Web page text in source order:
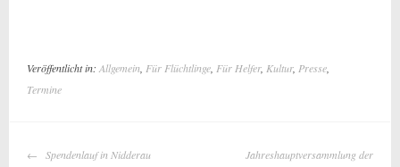
Veröffentlicht in:Allgemein Für Flüchtlinge Für Helfer, Kultur, Presse
Termine
BEITRAGS-
Spendenlauf in Nidderau
Jahreshauptversammlung der